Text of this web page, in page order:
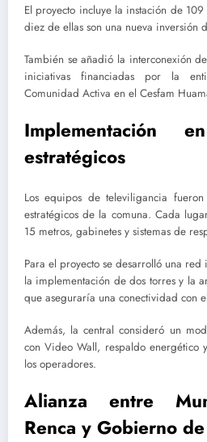
El proyecto incluye la instación de
diez de ellas son una nueva inversión
También se añadió la interconexión
iniciativas financiadas por la
Comunidad Activa en el Cesfam
Implementación
estratégicos
Los equipos de televiligancia
estratégicos de la comuna. Cada
15 metros, gabinetes y sistemas de
Para el proyecto se desarrolló una
la implementación de dos torres y la
que aseguraría una conectividad con
Además, la central consideró un
con Video Wall, respaldo energético
los operadores.
Alianza entre
Renca y Gobierno